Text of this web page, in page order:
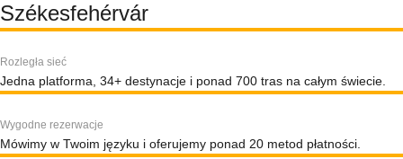
Székesfehérvár
Rozległa sieć
Jedna platforma, 34+ destynacje i ponad 700 tras na całym świecie.
Wygodne rezerwacje
Mówimy w Twoim języku i oferujemy ponad 20 metod płatności.